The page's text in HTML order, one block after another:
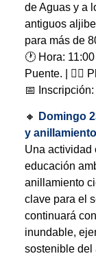
de Aguas y a
antiguos
para más de
🕐 Hora:
Puente. | 🧍‍♂️
📅
🔸
Domingo
y
Una actividad
educación
anillamiento
clave para el
continuará
inundable,
sostenible del